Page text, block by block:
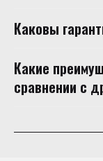
Каковы
Какие
сравнении с